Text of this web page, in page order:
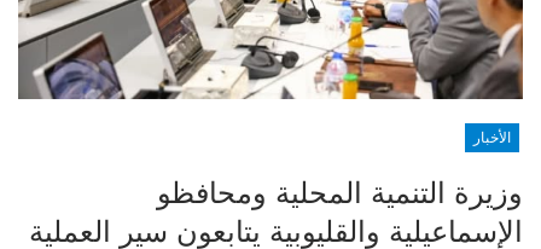
الأخبار
وزيرة التنمية المحلية ومحافظو
الإسماعيلية والقليوبية يتابعون سير العملية